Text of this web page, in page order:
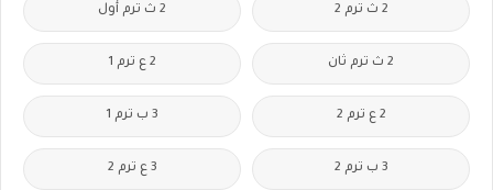
2 ث ترم 2 2 ث ترم أول
2 ث ترم ثان 2 ع ترم 1
2 ع ترم 2 3 ب ترم 1
3 ب ترم 2 3 ع ترم 2